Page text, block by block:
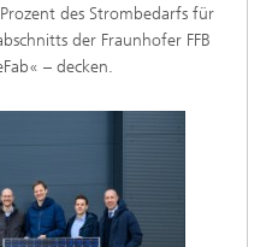
des Strombedarfs für
der Fraunhofer FFB
– decken.